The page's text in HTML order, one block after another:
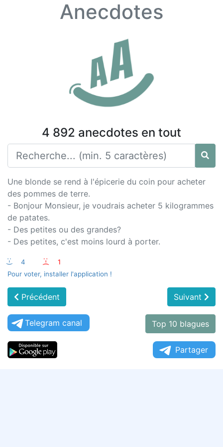
Anecdotes
4 892 anecdotes en tout
Une blonde se rend à l'épicerie du coin pour acheter
des pommes de terre.
- Bonjour Monsieur, je voudrais acheter 5 kilogrammes
de patates.
- Des petites ou des grandes?
- Des petites, c'est moins lourd à porter.
:-) 4 :-(
1
Pour voter, installer l'application !
Précédent Suivant
Telegram canal Top 10 blagues
Partager